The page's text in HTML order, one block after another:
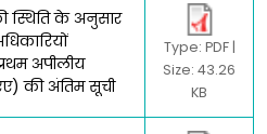
स्थिति के अनुसार
अपीलीय
की अंतिम सूची
Type: PDF |
Size: 43.26
KB